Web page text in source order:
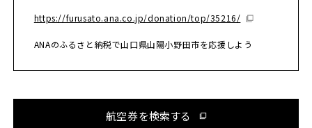
https://furusato.ana.co.jp/donation/top/35216/
ANAのふるさと納税で山口県山陽小野田市を応援しよう
航空券を検索する